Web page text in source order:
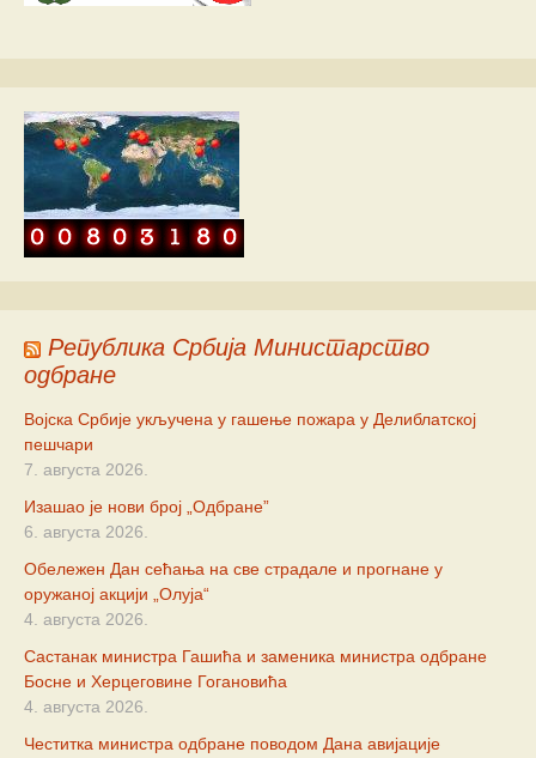
Република Србија Министарство
одбране
Војска Србије укључена у гашење пожара у Делиблатској
пешчари
7. августа 2026.
Изашао је нови број „Одбране”
6. августа 2026.
Обележен Дан сећања на све страдале и прогнане у
оружаној акцији „Олуја“
4. августа 2026.
Састанак министра Гашића и заменика министра одбране
Босне и Херцеговине Гогановића
4. августа 2026.
Честитка министра одбране поводом Дана авијације